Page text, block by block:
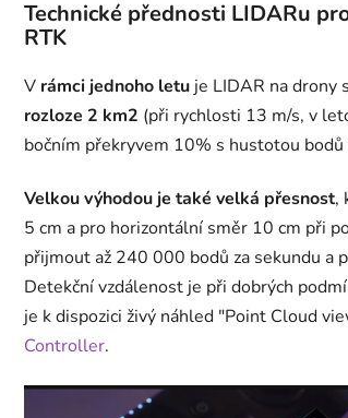
Technické přednosti LIDARu
RTK
V rámci jednoho letu je LIDAR na drony
rozloze 2 km2 (při rychlosti 13 m/s, v
bočním překryvem 10% s hustotou
Velkou výhodou je také velká přesnost,
5 cm a pro horizontální směr 10 cm při
přijmout až 240 000 bodů za sekundu a
Detekční vzdálenost je při dobrých
je k dispozici živý náhled "Point Cloud
Controller.